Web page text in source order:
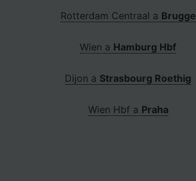
Rotterdam Centraal a Brugge
Wien a Hamburg Hbf
Dijon a Strasbourg Roethig
Wien Hbf a Praha